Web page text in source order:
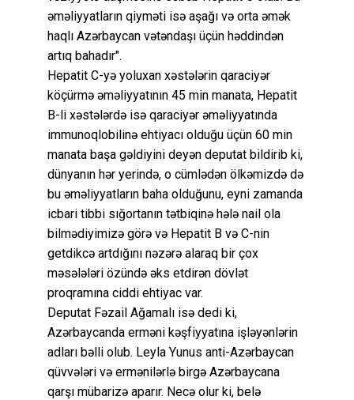
əməliyyatların qiyməti isə aşağı və orta əmək
haqlı Azərbaycan vətəndaşı üçün həddindən
artıq bahadır".
Hepatit C-yə yoluxan xəstələrin qaraciyər
köçürmə əməliyyatının 45 min manata, Hepatit
B-li xəstələrdə isə qaraciyər əməliyyatında
immunoqlobilinə ehtiyacı olduğu üçün 60 min
manata başa gəldiyini deyən deputat bildirib ki,
dünyanın hər yerində, o cümlədən ölkəmizdə də
bu əməliyyatların baha olduğunu, eyni zamanda
icbari tibbi sığortanın tətbiqinə hələ nail ola
bilmədiyimizə görə və Hepatit B və C-nin
getdikcə artdığını nəzərə alaraq bir çox
məsələləri özündə əks etdirən dövlət
proqramına ciddi ehtiyac var.
Deputat Fəzail Ağamalı isə dedi ki,
Azərbaycanda erməni kəşfiyyatına işləyənlərin
adları bəlli olub. Leyla Yunus anti-Azərbaycan
qüvvələri və ermənilərlə birgə Azərbaycana
qarşı mübarizə aparır. Necə olur ki, belə